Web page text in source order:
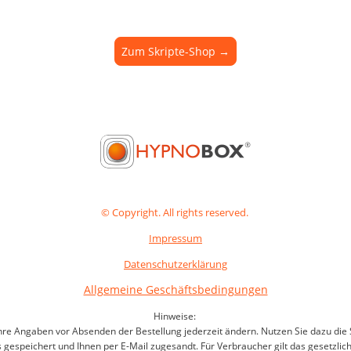
Zum Skripte-Shop →
© Copyright. All rights reserved.
Impressum
Datenschutzerklärung
Allgemeine Geschäftsbedingungen
Hinweise:
Angaben vor Absenden der Bestellung jederzeit ändern. Nutzen Sie dazu
gespeichert und Ihnen per E-Mail zugesandt. Für Verbraucher gilt das